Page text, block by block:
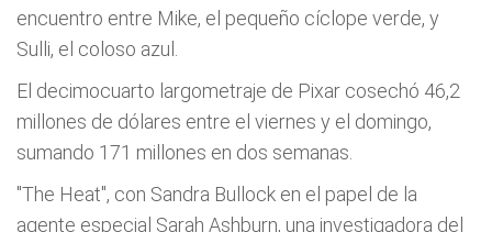
encuentro entre Mike, el pequeño cíclope verde, y
Sulli, el coloso azul.
El decimocuarto largometraje de Pixar cosechó 46,2
millones de dólares entre el viernes y el domingo,
sumando 171 millones en dos semanas.
"The Heat", con Sandra Bullock en el papel de la
agente especial Sarah Ashburn, una investigadora del